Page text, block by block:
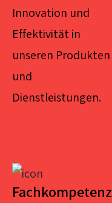
Innovation und
Effektivität in
unseren Produkten
und
Dienstleistungen.
Fachkompetenz